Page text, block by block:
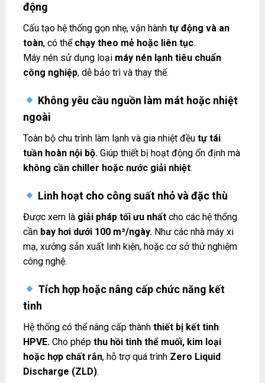
động
Cấu tạo hệ thống gọn nhẹ, vận hànhtự động và an
toàn, có thể chạy theo mẻ hoặc liên tục.
Máy nén sử dụng loại máy nén lạnh tiêu chuẩn
công nghiệp, dễ bảo trì và thay thế.
Không yêu cầu nguồn làm mát hoặc nhiệt
ngoài
Toàn bộ chu trình làm lạnh và gia nhiệt đềutự tái
tuần hoàn nội bộ.Giúp thiết bị hoạt động ổn định mà
không cần chiller hoặc nước giải nhiệt.
Linh hoạt cho công suất nhỏ và đặc thù
Được xem là giải pháp tối ưu nhất cho các hệ thống
cần bay hơi dưới 100 m³/ngày. Như các nhà máy xi
mạ, xưởng sản xuất linh kiện, hoặc cơ sở thử nghiệm
công nghệ.
Tích hợp hoặc nâng cấp chức năng kết
tinh
Hệ thống có thể nâng cấp thànhthiết bị kết tinh
HPVE.Cho phépthu hồi tinh thể muối, kim loại
hoặc hợp chất rắn, hỗ trợ quá trình Zero Liquid
Discharge (ZLD).